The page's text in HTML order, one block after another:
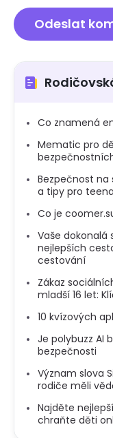
Co znamená
Mematic pro
Bezpečnost
a tipy pro
Co je
Vaše
nejlepších
cestování
Zákaz
mladší 16 let:
10 kvízových
Je polybuzz AI
bezpečnosti
Význam slova
rodiče měli
Najděte
chraňte děti